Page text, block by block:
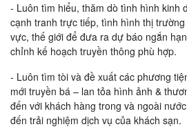
- Luôn tìm hiểu, thăm dò tình hình kinh
cạnh tranh trực tiếp, tình hình thị
vực, thế giới để đưa ra dự báo ngắn
chỉnh kế hoạch truyền thông phù hợp.
- Luôn tìm tòi và đề xuất các phương
mới truyền bá – lan tỏa hình ảnh &
đến với khách hàng trong và ngoài
đến trải nghiệm dịch vụ của khách sạn.